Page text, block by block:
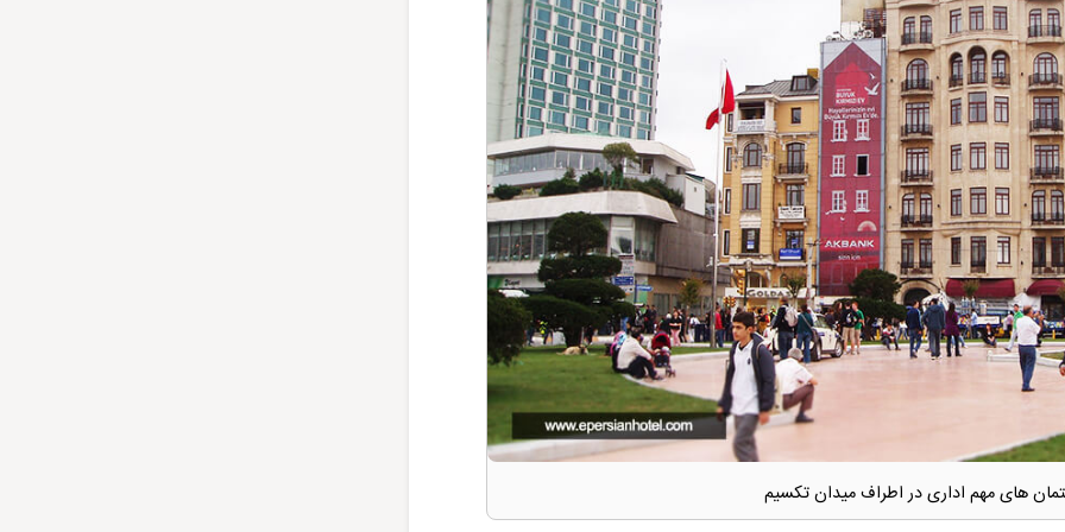
های مهم اداری در اطراف میدان تکسیم